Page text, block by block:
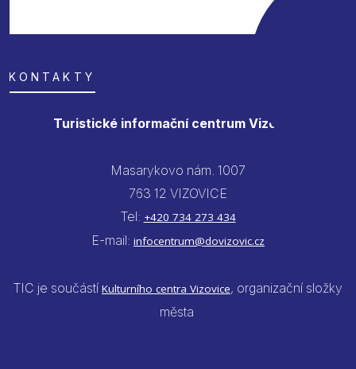
KONTAKTY
Turistické informační centrum Vizovice
Masarykovo nám. 1007
763 12 VIZOVICE
Tel: +420 734 273 434
E-mail: infocentrum@dovizovic.cz
TIC je součástí Kulturního centra Vizovice, organizační složky
města